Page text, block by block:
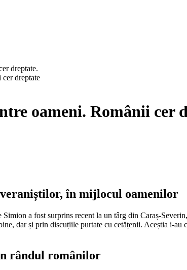
dreptate.
oameni. Românii cer
în mijlocul oamenilor
a fost surprins recent la un târg din Caraș-
dar și prin discuțiile purtate cu cetățenii. Aceștia i-
rândul românilor